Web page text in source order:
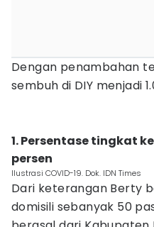
Dengan penambahan
sembuh di DIY menjadi
1. Persentase tingkat
persen
Ilustrasi COVID-19. Dok. IDN Times
Dari keterangan Berty
domisili sebanyak 50